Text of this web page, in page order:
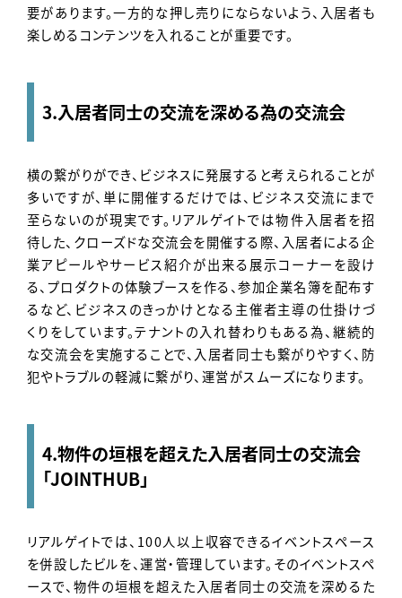
要があります。一方的な押し売りにならないよう、入居者も
楽しめるコンテンツを入れることが重要です。
3.入居者同士の交流を深める為の交流会
横の繋がりができ、ビジネスに発展すると考えられることが
多いですが、単に開催するだけでは、ビジネス交流にまで
至らないのが現実です。リアルゲイトでは物件入居者を招
待した、クローズドな交流会を開催する際、入居者による企
業アピールやサービス紹介が出来る展示コーナーを設け
る、プロダクトの体験ブースを作る、参加企業名簿を配布す
るなど、ビジネスのきっかけとなる主催者主導の仕掛けづ
くりをしています。テナントの入れ替わりもある為、継続的
な交流会を実施することで、入居者同士も繋がりやすく、防
犯やトラブルの軽減に繋がり、運営がスムーズになります。
4.物件の垣根を超えた入居者同士の交流会
「JOINTHUB」
リアルゲイトでは、100人以上収容できるイベントスペース
を併設したビルを、運営・管理しています。そのイベントスペ
ースで、物件の垣根を超えた入居者同士の交流を深めるた